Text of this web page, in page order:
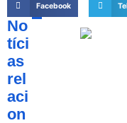
Facebook
No
tíci
as
rel
aci
on